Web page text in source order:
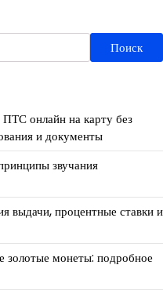
Поиск
онлайн на карту без
и документы
звучания
выдачи, процентные ставки и
золотые монеты: подробное